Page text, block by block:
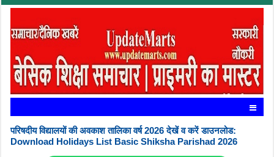
परिषदीय विद्यालयों की अवकाश तालिका वर्ष 2026 देखें व करें डाउनलोड:
Download Holidays List Basic Shiksha Parishad 2026